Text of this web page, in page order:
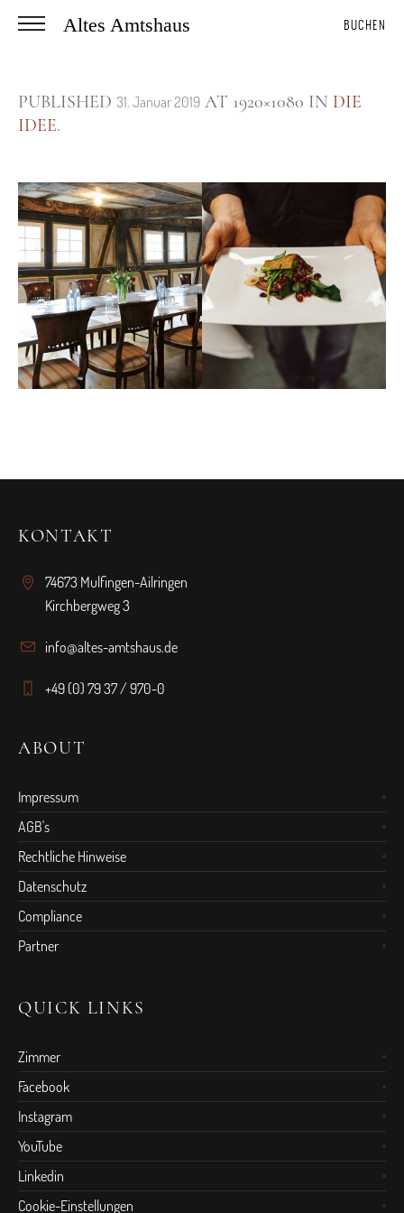
Altes Amtshaus BUCHEN
PUBLISHED 31. Januar 2019 AT 1920×1080 IN DIE
IDEE.
KONTAKT
74673 Mulfingen-Ailringen
Kirchbergweg 3
info@altes-amtshaus.de
+49 (0) 79 37 / 970-0
ABOUT
Impressum
AGB's
Rechtliche Hinweise
Datenschutz
Compliance
Partner
QUICK LINKS
Zimmer
Facebook
Instagram
YouTube
Linkedin
Cookie-Einstellungen